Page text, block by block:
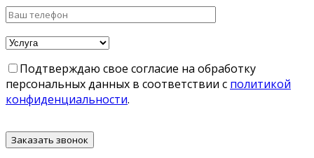
Подтверждаю свое согласие на обработку
персональных данных в соответствии с политикой
конфиденциальности.